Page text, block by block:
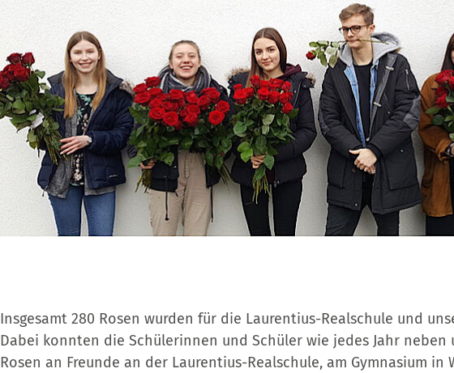
Insgesamt 280 Rosen wurden für die Laurentius-Realschule und
Dabei konnten die Schülerinnen und Schüler wie jedes Jahr neben
Rosen an Freunde an der Laurentius-Realschule, am Gymnasium